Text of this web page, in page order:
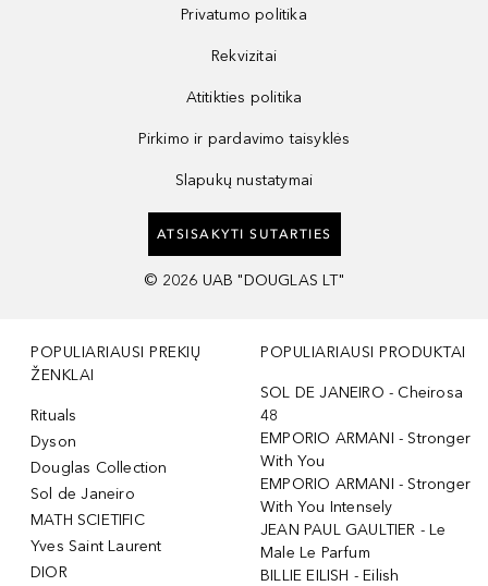
Privatumo politika
Rekvizitai
Atitikties politika
Pirkimo ir pardavimo taisyklės
Slapukų nustatymai
ATSISAKYTI SUTARTIES
© 2026 UAB "DOUGLAS LT"
POPULIARIAUSI PREKIŲ
ŽENKLAI
Rituals
Dyson
Douglas Collection
Sol de Janeiro
MATH SCIETIFIC
Yves Saint Laurent
DIOR
POPULIARIAUSI PRODUKTAI
SOL DE JANEIRO - Cheirosa
48
EMPORIO ARMANI - Stronger
With You
EMPORIO ARMANI - Stronger
With You Intensely
JEAN PAUL GAULTIER - Le
Male Le Parfum
BILLIE EILISH - Eilish